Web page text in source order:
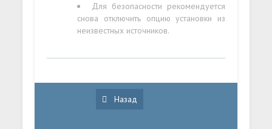
Для безопасности рекомендуется
снова отключить опцию установки из
неизвестных источников.
Назад